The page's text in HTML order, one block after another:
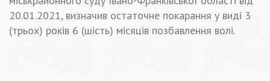
20.01.2021, визначив остаточне покарання у виді 3
(трьох) років 6 (шість) місяців позбавлення волі.